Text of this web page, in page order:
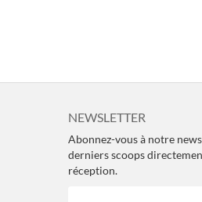
NEWSLETTER
Abonnez-vous à notre
derniers scoops
réception.